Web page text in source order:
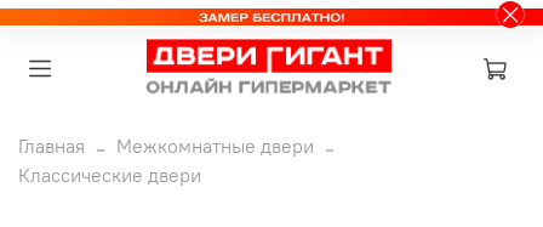
Главная
Межкомнатные двери
Классические двери